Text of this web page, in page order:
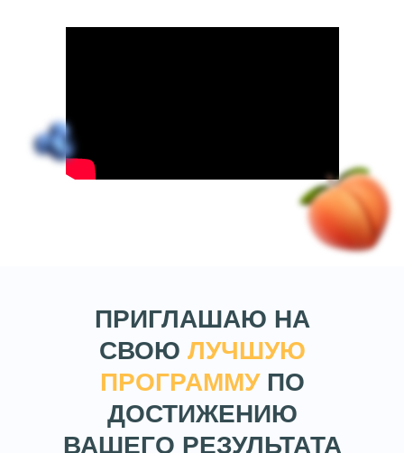
ПРИГЛАШАЮ НА
СВОЮ ЛУЧШУЮ
ПРОГРАММУ ПО
ДОСТИЖЕНИЮ
ВАШЕГО РЕЗУЛЬТАТА